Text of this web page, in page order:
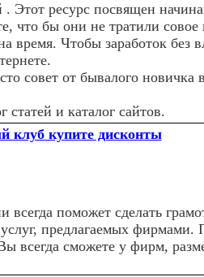
. Этот ресурс посвящен
что бы они не тратили
время. Чтобы заработок без
совет от бывалого новичка
статей и каталог сайтов.
клуб купите дисконты
всегда поможет сделать
предлагаемых фирмами.
всегда сможете у фирм,